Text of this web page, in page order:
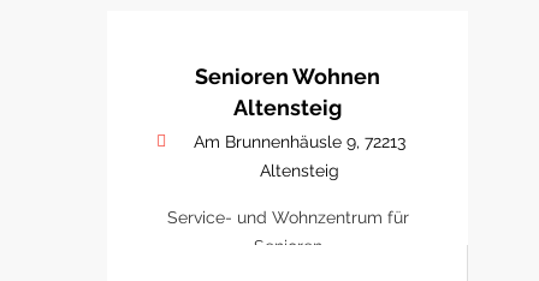
Senioren Wohnen
Altensteig
Am Brunnenhäusle 9, 72213
Altensteig
Service- und Wohnzentrum für
Senioren